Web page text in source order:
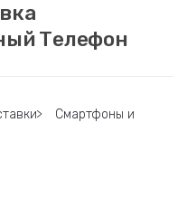
Телефон
>
Смартфоны и